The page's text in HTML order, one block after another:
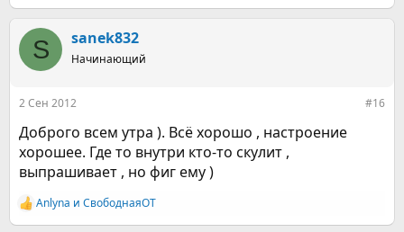
S sanek832
Начинающий
2 Сен 2012 #16
Доброго всем утра ). Всё хорошо , настроение
хорошее. Где то внутри кто-то скулит ,
выпрашивает , но фиг ему )
Р
е
Anlyna и СвободнаяОТ